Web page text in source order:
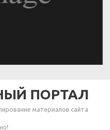
ПОРТАЛ
материалов сайта